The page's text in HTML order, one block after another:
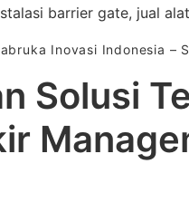
barrier gate, jual
Inovasi Indonesia –
Solusi